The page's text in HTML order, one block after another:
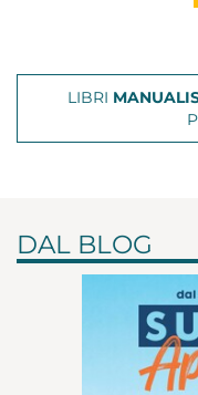
LIBRI
DAL BLOG